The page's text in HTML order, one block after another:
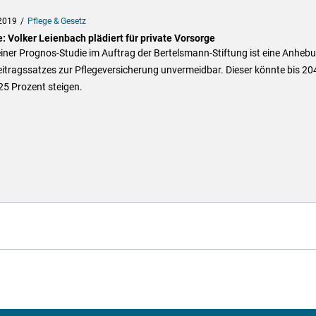
Pflege & Gesetz
Volker Leienbach plädiert für private Vorsorge
Prognos-Studie im Auftrag der Bertelsmann-Stiftung ist eine
zur Pflegeversicherung unvermeidbar. Dieser könnte bis
Prozent steigen.